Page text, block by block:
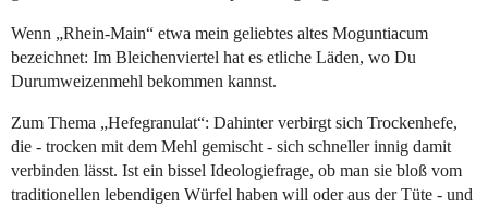
Wenn „Rhein-Main“ etwa mein geliebtes altes Moguntiacum
bezeichnet: Im Bleichenviertel hat es etliche Läden, wo Du
Durumweizenmehl bekommen kannst.
Zum Thema „Hefegranulat“: Dahinter verbirgt sich Trockenhefe,
die - trocken mit dem Mehl gemischt - sich schneller innig damit
verbinden lässt. Ist ein bissel Ideologiefrage, ob man sie bloß vom
traditionellen lebendigen Würfel haben will oder aus der Tüte - und